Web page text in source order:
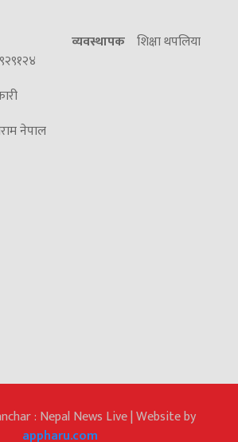
व्यवस्थापक शिक्षा थपलिया
नेपाल
: Nepal News Live | Website by
appharu.com